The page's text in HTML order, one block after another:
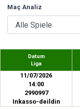
Maç Analiz
Datum
Liga
11/07/2026
14:00
2990997
Inkasso-deildin